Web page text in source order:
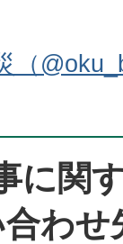
（
に関
合わせ